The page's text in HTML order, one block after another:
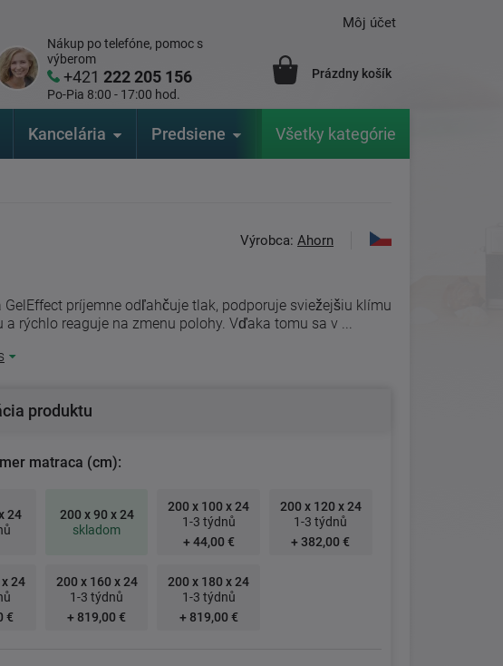
Nákup po telefóne, pomoc s
výberom
+421222 205 156
Po-Pia 8:00 - 17:00 hod.
Môj účet
Prázdny košík
Kancelária Predsiene Výrobcovia
Všetky kategórie
Výrobca:Ahorn
GelEffect príjemne odľahčuje tlak, podporuje sviežejšiu klímu
a rýchlo reaguje na zmenu polohy. Vďaka tomu sa v ...
produktu
matraca (cm):
24
200 x 90 x 24
skladom
200 x 100 x 24
1-3 týdnů
+ 44,00 €
200 x 120 x 24
1-3 týdnů
+ 382,00 €
24
€
200 x 160 x 24
1-3 týdnů
+ 819,00 €
200 x 180 x 24
1-3 týdnů
+ 819,00 €